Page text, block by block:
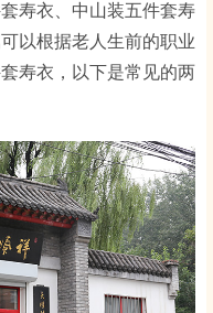
寿衣、中山装五件套寿
以根据老人生前的职业
寿衣，以下是常见的两